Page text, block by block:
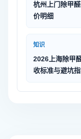
杭州上门除甲
价明细
知识
2026上海除甲
收标准与避坑